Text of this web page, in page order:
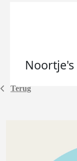
Terug
Noortje's